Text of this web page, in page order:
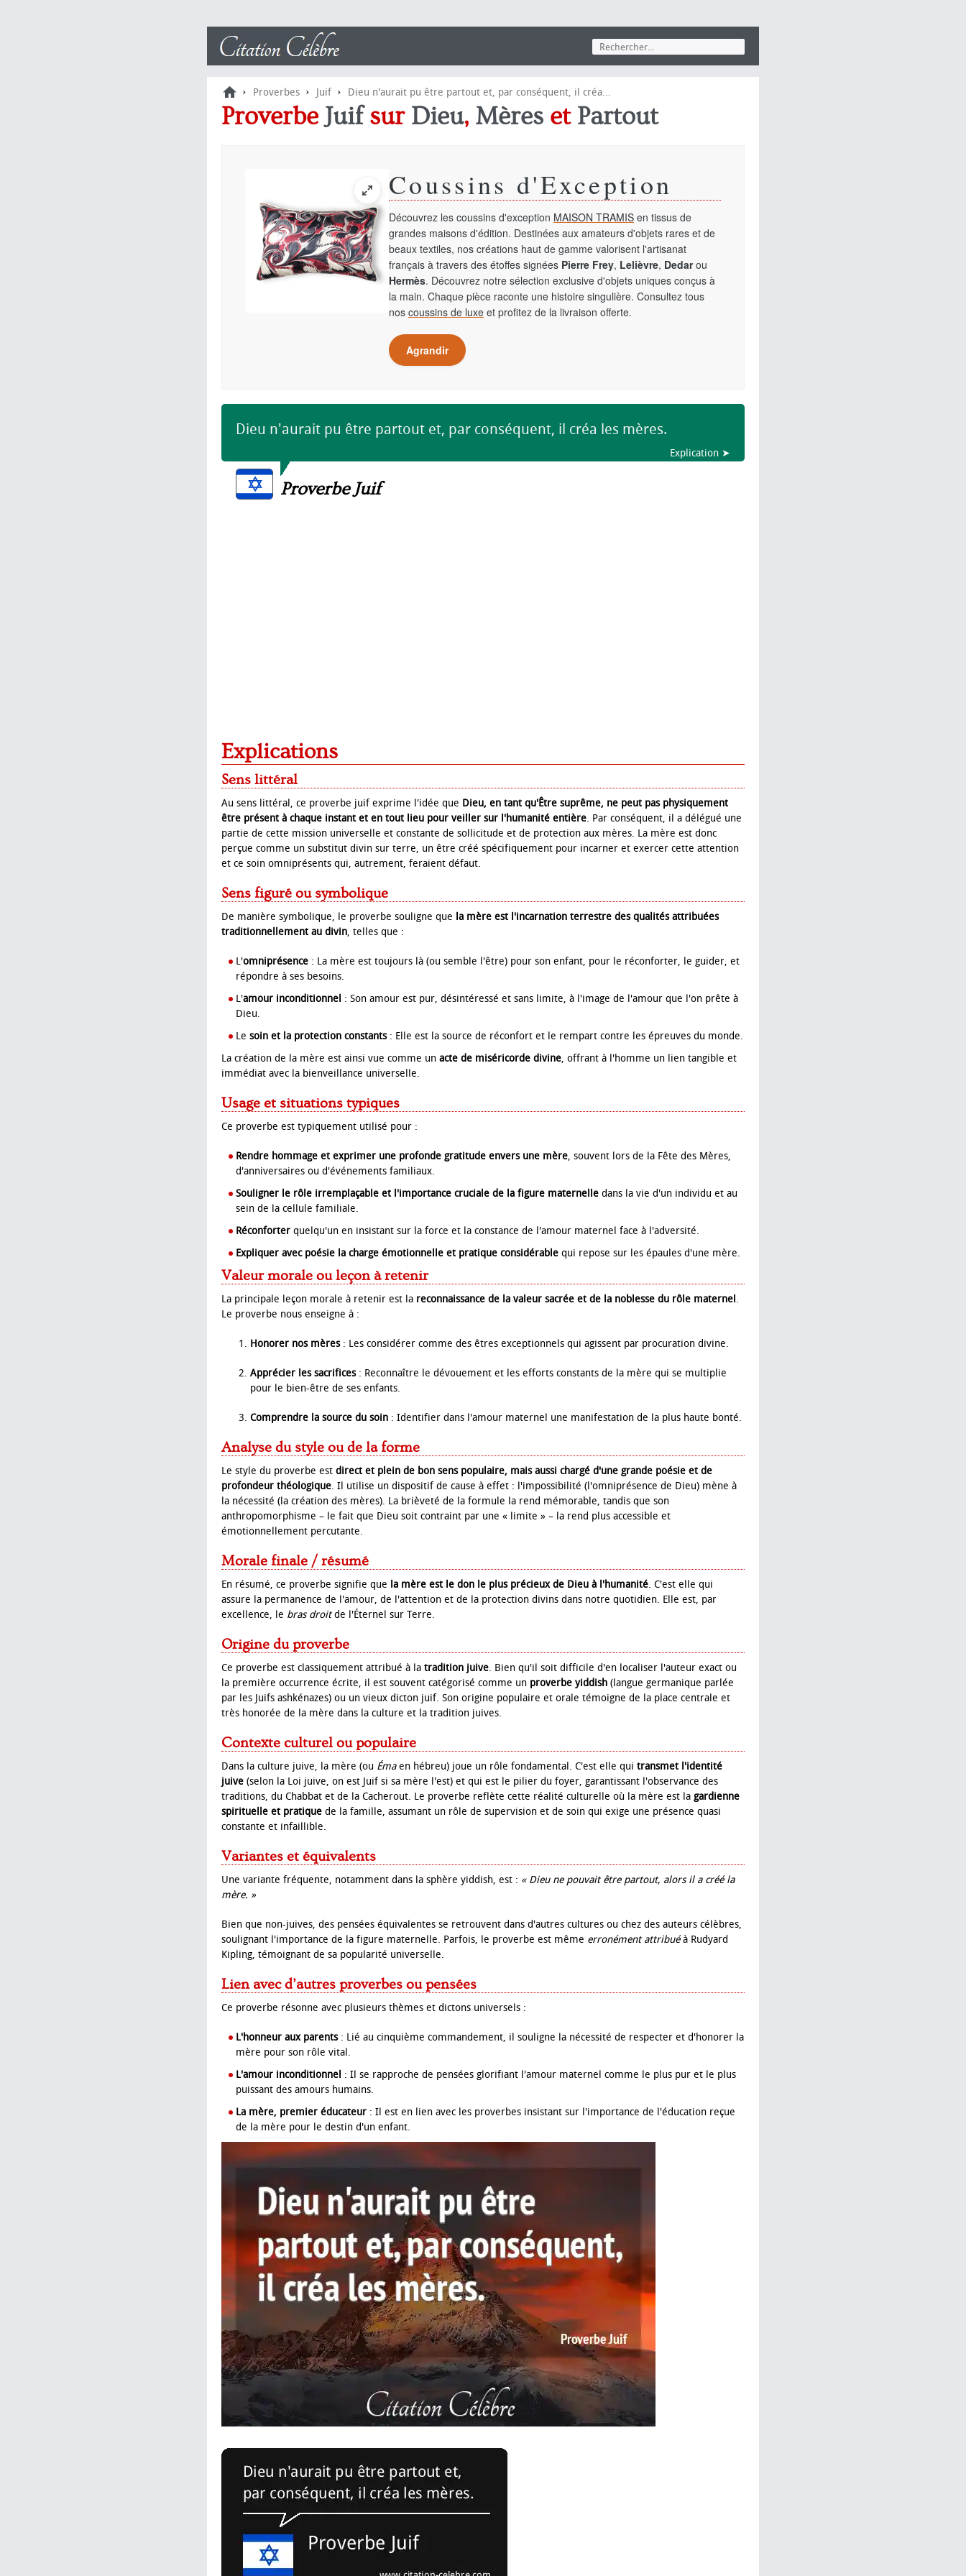
› Proverbes › Juif › Dieu n'aurait pu être partout et, par conséquent, il créa...
ProverbeJuifsur Dieu, Mères et Partout
Coussins d'Exception
Découvrez les coussins d'exception MAISON TRAMIS en tissus de
grandes maisons d'édition. Destinées aux amateurs d'objets rares et de
beaux textiles, nos créations haut de gamme valorisent l'artisanat
français à travers des étoffes signées Pierre Frey, Lelièvre, Dedarou
Hermès. Découvrez notre sélection exclusive d'objets uniques conçus à
la main. Chaque pièce raconte une histoire singulière. Consultez tous
nos coussins de luxe et profitez de la livraison offerte.
Agrandir
Dieu n'aurait pu être partout et, par conséquent, il créa les mères.
Explication ➤
Proverbe Juif
Explications
Sens littéral
Au sens littéral, ce proverbe juif exprime l'idée que Dieu, en tant qu'Être suprême, ne peut pas physiquement
être présent à chaque instant et en tout lieu pour veiller sur l'humanité entière. Par conséquent, il a délégué une
partie de cette mission universelle et constante de sollicitude et de protection aux mères. La mère est donc
perçue comme un substitut divin sur terre, un être créé spécifiquement pour incarner et exercer cette attention
et ce soin omniprésents qui, autrement, feraient défaut.
Sens figuré ou symbolique
De manière symbolique, le proverbe souligne que la mère est l'incarnation terrestre des qualités attribuées
traditionnellement au divin, telles que :
L'omniprésence : La mère est toujours là (ou semble l'être) pour son enfant, pour le réconforter, le guider, et
répondre à ses besoins.
L'amour inconditionnel : Son amour est pur, désintéressé et sans limite, à l'image de l'amour que l'on prête à
Dieu.
Le soin et la protection constants: Elle est la source de réconfort et le rempart contre les épreuves du monde.
La création de la mère est ainsi vue comme un acte de miséricorde divine, offrant à l'homme un lien tangible et
immédiat avec la bienveillance universelle.
Usage et situations typiques
Ce proverbe est typiquement utilisé pour :
Rendre hommage et exprimer une profonde gratitude envers une mère, souvent lors de la Fête des Mères,
d'anniversaires ou d'événements familiaux.
Souligner le rôle irremplaçable et l'importance cruciale de la figure maternelle dans la vie d'un individu et au
sein de la cellule familiale.
Réconforter quelqu'un en insistant sur la force et la constance de l'amour maternel face à l'adversité.
Expliquer avec poésie la charge émotionnelle et pratique considérable qui repose sur les épaules d'une mère.
Valeur morale ou leçon à retenir
La principale leçon morale à retenir est la reconnaissance de la valeur sacrée et de la noblesse du rôle maternel .
Le proverbe nous enseigne à :
Honorer nos mères: Les considérer comme des êtres exceptionnels qui agissent par procuration divine.
Apprécier les sacrifices: Reconnaître le dévouement et les efforts constants de la mère qui se multiplie
pour le bien-être de ses enfants.
Comprendre la source du soin : Identifier dans l'amour maternel une manifestation de la plus haute bonté.
Analyse du style ou de la forme
Le style du proverbe est direct et plein de bon sens populaire, mais aussi chargé d'une grande poésie et de
profondeur théologique. Il utilise un dispositif de cause à effet : l'impossibilité (l'omniprésence de Dieu) mène à
la nécessité (la création des mères). La brièveté de la formule la rend mémorable, tandis que son
anthropomorphisme – le fait que Dieu soit contraint par une « limite » – la rend plus accessible et
émotionnellement percutante.
Morale finale / résumé
En résumé, ce proverbe signifie que la mère est le don le plus précieux de Dieu à l'humanité. C'est elle qui
assure la permanence de l'amour, de l'attention et de la protection divins dans notre quotidien. Elle est, par
excellence, le bras droitde l'Éternel sur Terre.
Origine du proverbe
Ce proverbe est classiquement attribué à la tradition juive. Bien qu'il soit difficile d'en localiser l'auteur exact ou
la première occurrence écrite, il est souvent catégorisé comme un proverbe yiddish (langue germanique parlée
par les Juifs ashkénazes) ou un vieux dicton juif. Son origine populaire et orale témoigne de la place centrale et
très honorée de la mère dans la culture et la tradition juives.
Contexte culturel ou populaire
Dans la culture juive, la mère (ou Émaen hébreu) joue un rôle fondamental. C'est elle qui transmet l'identité
juive (selon la Loi juive, on est Juif si sa mère l'est) et qui est le pilier du foyer, garantissant l'observance des
traditions, du Chabbat et de la Cacherout. Le proverbe reflète cette réalité culturelle où la mère est la gardienne
spirituelle et pratique de la famille, assumant un rôle de supervision et de soin qui exige une présence quasi
constante et infaillible.
Variantes et équivalents
Une variante fréquente, notamment dans la sphère yiddish, est : « Dieu ne pouvait être partout, alors il a créé la
mère. »
Bien que non-juives, des pensées équivalentes se retrouvent dans d'autres cultures ou chez des auteurs célèbres,
soulignant l'importance de la figure maternelle. Parfois, le proverbe est même erronément attribuéà Rudyard
Kipling, témoignant de sa popularité universelle.
Lien avec d’autres proverbes ou pensées
Ce proverbe résonne avec plusieurs thèmes et dictons universels :
L'honneur aux parents: Lié au cinquième commandement, il souligne la nécessité de respecter et d'honorer la
mère pour son rôle vital.
L'amour inconditionnel : Il se rapproche de pensées glorifiant l'amour maternel comme le plus pur et le plus
puissant des amours humains.
La mère, premier éducateur : Il est en lien avec les proverbes insistant sur l'importance de l'éducation reçue
de la mère pour le destin d'un enfant.